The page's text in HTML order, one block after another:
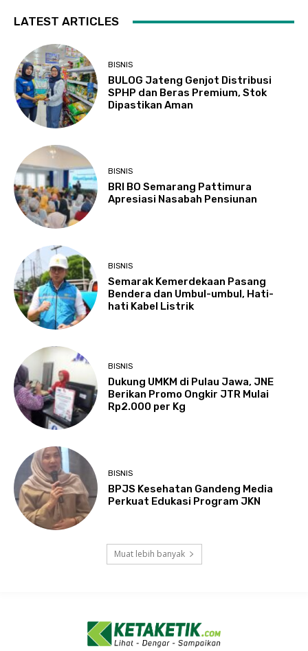
LATEST ARTICLES
BISNIS
BULOG Jateng Genjot Distribusi
SPHP dan Beras Premium, Stok
Dipastikan Aman
BISNIS
BRI BO Semarang Pattimura
Apresiasi Nasabah Pensiunan
BISNIS
Semarak Kemerdekaan Pasang
Bendera dan Umbul-umbul, Hati-
hati Kabel Listrik
BISNIS
Dukung UMKM di Pulau Jawa, JNE
Berikan Promo Ongkir JTR Mulai
Rp2.000 per Kg
BISNIS
BPJS Kesehatan Gandeng Media
Perkuat Edukasi Program JKN
Muat lebih banyak